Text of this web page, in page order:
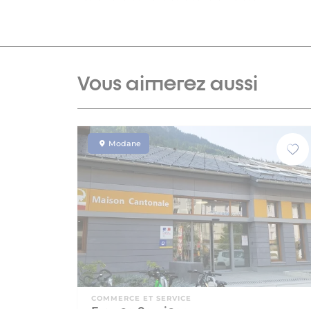
Vous aimerez aussi
Modane
COMMERCE ET SERVICE